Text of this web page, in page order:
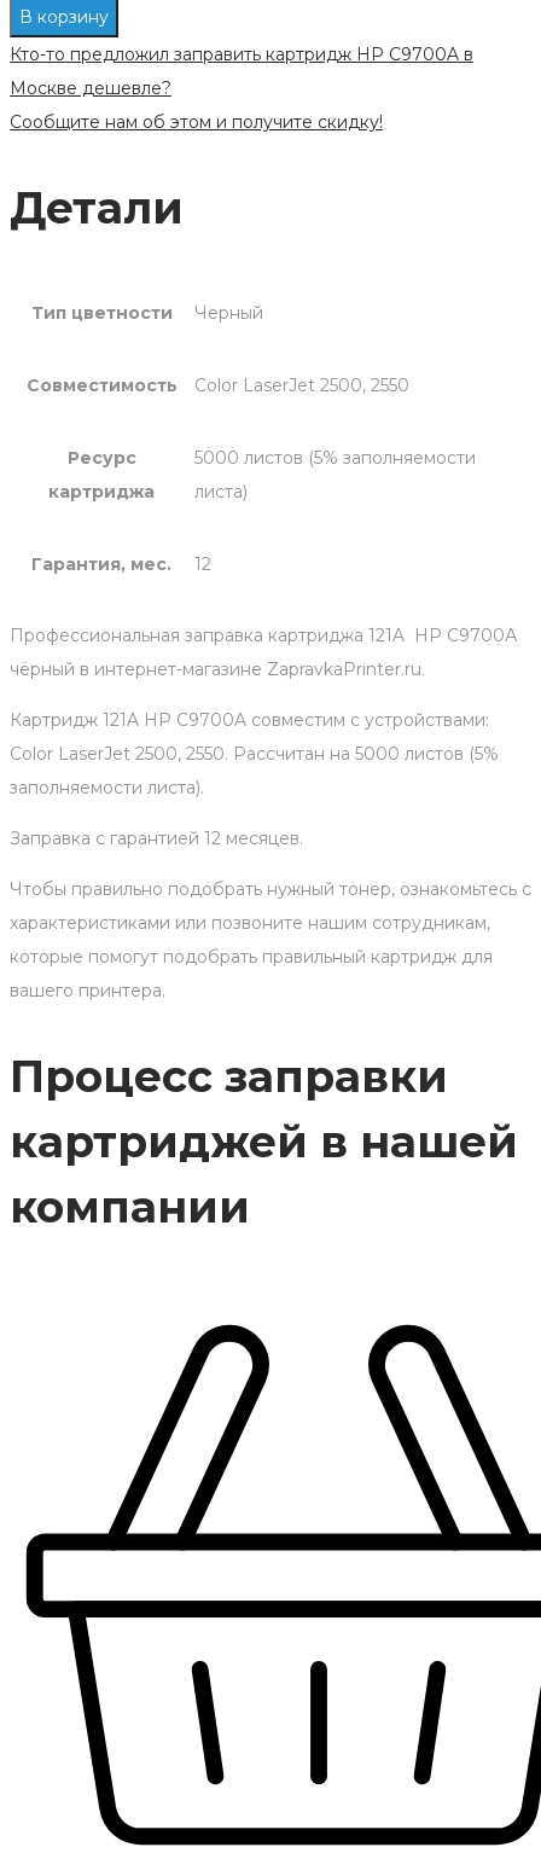
В корзину
Кто-то предложил заправить картридж HP C9700A в
Москве дешевле?
Сообщите нам об этом и получите скидку!
Детали
Тип цветности Черный
Совместимость Color LaserJet 2500, 2550
Ресурс
картриджа
5000 листов (5% заполняемости
листа)
Гарантия, мес. 12
Профессиональная заправка картриджа 121A HP С9700А
чёрный в интернет-магазине ZapravkaPrinter.ru.
Картридж 121A HP C9700A совместим с устройствами:
Color LaserJet 2500, 2550. Рассчитан на 5000 листов (5%
заполняемости листа).
Заправка с гарантией 12 месяцев.
Чтобы правильно подобрать нужный тонер, ознакомьтесь с
характеристиками или позвоните нашим сотрудникам,
которые помогут подобрать правильный картридж для
вашего принтера.
Процесс заправки
картриджей в нашей
компании